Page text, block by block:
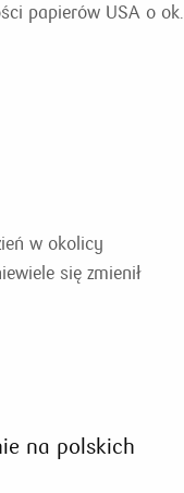
papierów USA o ok.
w okolicy
się zmienił
na polskich